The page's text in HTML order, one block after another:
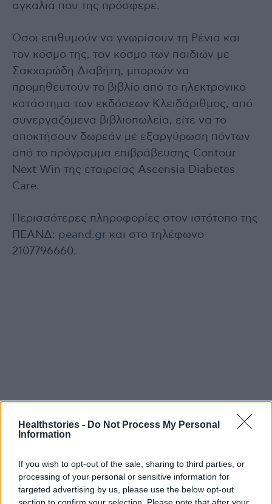
Healthstories - Do Not Process My Personal
Information
If you wish to opt-out of the sale, sharing to third parties, or
processing of your personal or sensitive information for
targeted advertising by us, please use the below opt-out
αγκαλιά που της πρόσφερε.
Όσοι επιθυμούν να γνωρίσουν τη Ρένια και
τον κόσμο της, τον κόσμο των παιδιών με
Σακχαρώδη Διαβήτη, μπορούν να
προμηθευτούν το βιβλίο από το ηλεκτρονικό
κατάστημα των εκδόσεων Κλειδάριθμος, από
συνεργαζόμενα βιβλιοπωλεία, είτε να το
αποκτήσουν δωρεάν με εξαργύρωση πόντων
από το πρόγραμμα επιβράβευσης Contour
Next Win της εταιρείας Ascensia Diabetes
Care.
Περισσότερες πληροφορίες στον ιστότοπο της
ΠΕΑΝΔ: peand.gr και στο τηλέφωνο
2107796660.
βιβλίο για τον διαβήτη
Η Ρένια και ο διαβήτης που δεν έκανε κύκλους
ΠΕΑΝΔ Σοφία Μανέα